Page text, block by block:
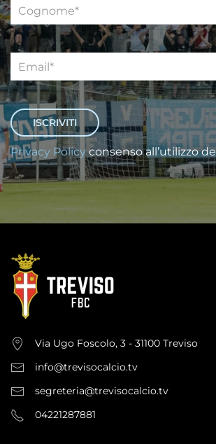
Privacy Policyconsenso all’utilizzo
Via Ugo Foscolo, 3 - 31100 Treviso
info@trevisocalcio.tv
segreteria@trevisocalcio.tv
04221287881